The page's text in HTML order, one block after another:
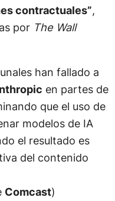
contractuales”,
por The Wall
han fallado a
en partes de
que el uso de
modelos de IA
el resultado es
del contenido
Comcast)